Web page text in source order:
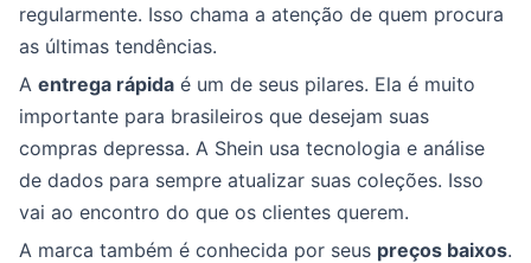
regularmente. Isso chama a atenção de quem procura
as últimas tendências.
A entrega rápida é um de seus pilares. Ela é muito
importante para brasileiros que desejam suas
compras depressa. A Shein usa tecnologia e análise
de dados para sempre atualizar suas coleções. Isso
vai ao encontro do que os clientes querem.
A marca também é conhecida por seus preços baixos.